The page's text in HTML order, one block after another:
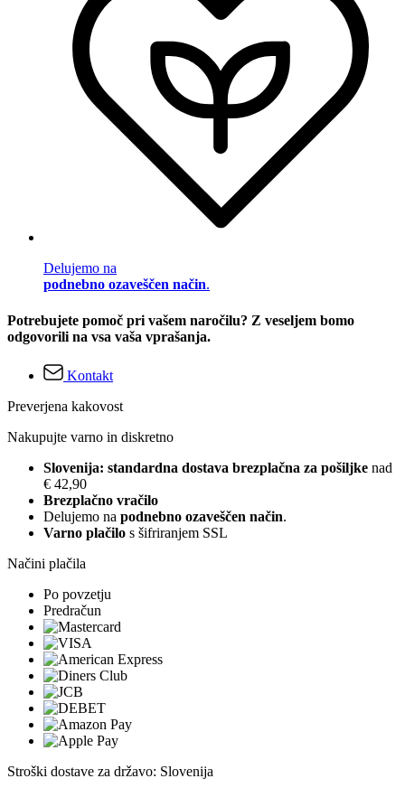
Delujemo na
podnebno ozaveščen način.
Potrebujete pomoč pri vašem naročilu? Z veseljem bomo
odgovorili na vsa vaša vprašanja.
Kontakt
Preverjena kakovost
Nakupujte varno in diskretno
Slovenija: standardna dostava brezplačna za pošiljke nad
€ 42,90
Brezplačno vračilo
Delujemo na podnebno ozaveščen način.
Varno plačilo s šifriranjem SSL
Načini plačila
Po povzetju
Predračun
Stroški dostave za državo: Slovenija